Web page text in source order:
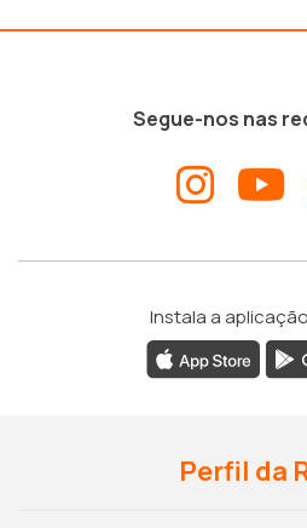
Segue-nos nas
Instala a aplicação
Perfil da